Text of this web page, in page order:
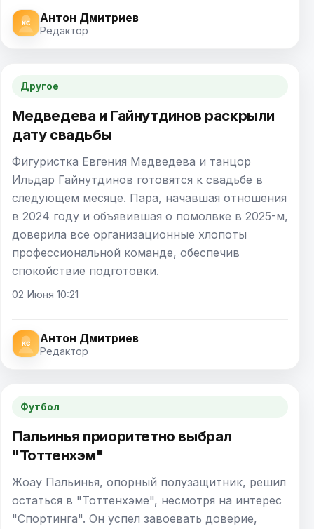
Антон Дмитриев
Редактор
Другое
Медведева и Гайнутдинов раскрыли
дату свадьбы
Фигуристка Евгения Медведева и танцор
Ильдар Гайнутдинов готовятся к свадьбе в
следующем месяце. Пара, начавшая отношения
в 2024 году и объявившая о помолвке в 2025-м,
доверила все организационные хлопоты
профессиональной команде, обеспечив
спокойствие подготовки.
02 Июня 10:21
Антон Дмитриев
Редактор
Футбол
Пальинья приоритетно выбрал
"Тоттенхэм"
Жоау Пальинья, опорный полузащитник, решил
остаться в "Тоттенхэме", несмотря на интерес
"Спортинга". Он успел завоевать доверие,